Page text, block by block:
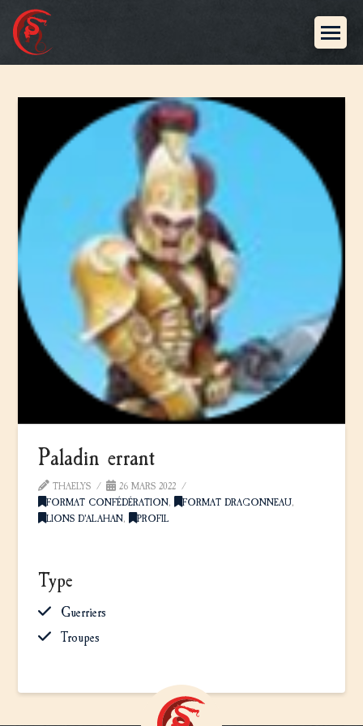
Paladin errant
THAELYS
26 MARS 2022
FORMAT CONFÉDÉRATION, FORMAT DRAGONNEAU,
LIONS D'ALAHAN, PROFIL
Type
Guerriers
Troupes